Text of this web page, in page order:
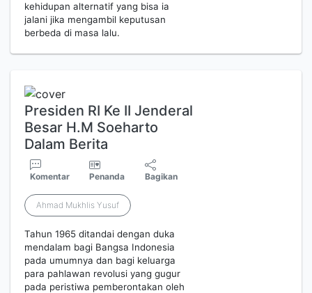
kehidupan alternatif yang bisa ia
jalani jika mengambil keputusan
berbeda di masa lalu.
Presiden RI Ke II Jenderal
Besar H.M Soeharto
Dalam Berita
Komentar Penanda Bagikan
Ahmad Mukhlis Yusuf
Tahun 1965 ditandai dengan duka
mendalam bagi Bangsa Indonesia
pada umumnya dan bagi keluarga
para pahlawan revolusi yang gugur
pada peristiwa pemberontakan oleh